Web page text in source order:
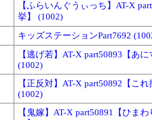
【ふらいんぐうぃっち】AT-X
挙】 (1002)
キッズステーションPart7692
【逃げ若】AT-X part50893【あ
(1002)
【正反対】AT-X part50892【こ
(1002)
【鬼嫁】AT-X part50891【ひま